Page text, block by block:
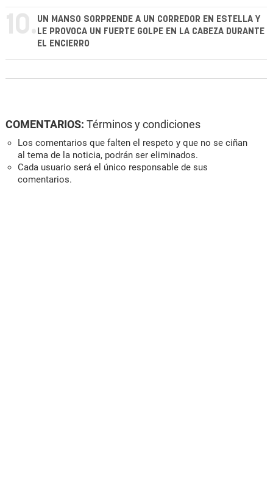
10. UN MANSO SORPRENDE A UN CORREDOR EN ESTELLA Y
LE PROVOCA UN FUERTE GOLPE EN LA CABEZA DURANTE
EL ENCIERRO
COMENTARIOS: Términos y condiciones
Los comentarios que falten el respeto y que no se ciñan
al tema de la noticia, podrán ser eliminados.
Cada usuario será el único responsable de sus
comentarios.